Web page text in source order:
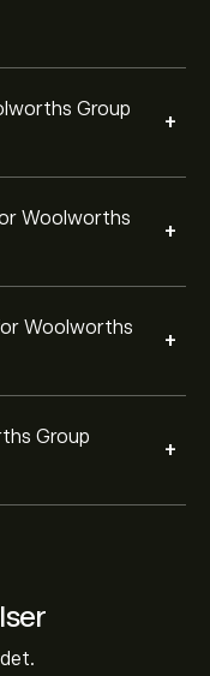
Group
+
Woolworths
+
Woolworths
+
Group
+